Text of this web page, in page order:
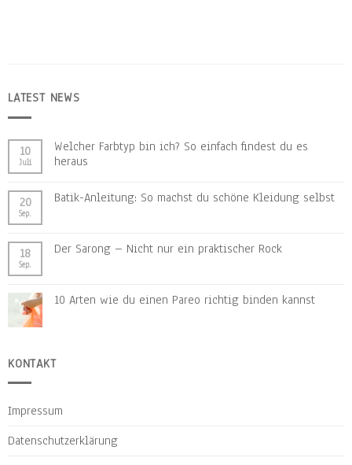
LATEST NEWS
10
Juli
Welcher Farbtyp bin ich? So einfach findest du es
heraus
20
Sep.
Batik-Anleitung: So machst du schöne Kleidung selbst
18
Sep.
Der Sarong – Nicht nur ein praktischer Rock
10 Arten wie du einen Pareo richtig binden kannst
KONTAKT
Impressum
Datenschutzerklärung